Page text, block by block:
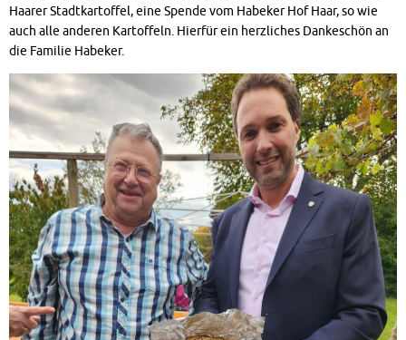
Haarer Stadtkartoffel, eine Spende vom Habeker Hof Haar, so wie
auch alle anderen Kartoffeln. Hierfür ein herzliches Dankeschön an
die Familie Habeker.